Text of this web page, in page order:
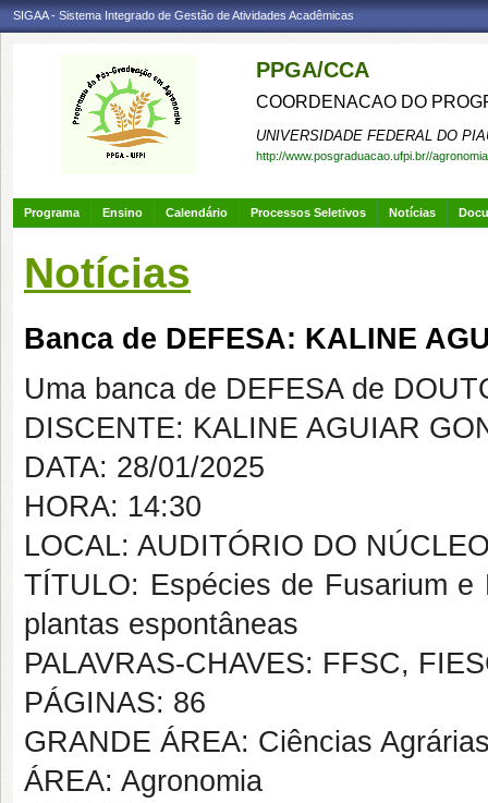
SIGAA - Sistema Integrado de Gestão de Atividades Acadêmicas
PPGA/CCA
COORDENACAO DO
UNIVERSIDADE FEDERAL DO
http://www.posgraduacao.ufpi.br//agronomia
Programa Ensino Calendário Processos Seletivos Notícias
Notícias
Banca de DEFESA: KALINE
Uma banca de DEFESA de
DISCENTE: KALINE AGUIAR
DATA: 28/01/2025
HORA: 14:30
LOCAL: AUDITÓRIO DO
TÍTULO: Espécies de Fusarium
plantas espontâneas
PALAVRAS-CHAVES: FFSC,
PÁGINAS: 86
GRANDE ÁREA: Ciências
ÁREA: Agronomia